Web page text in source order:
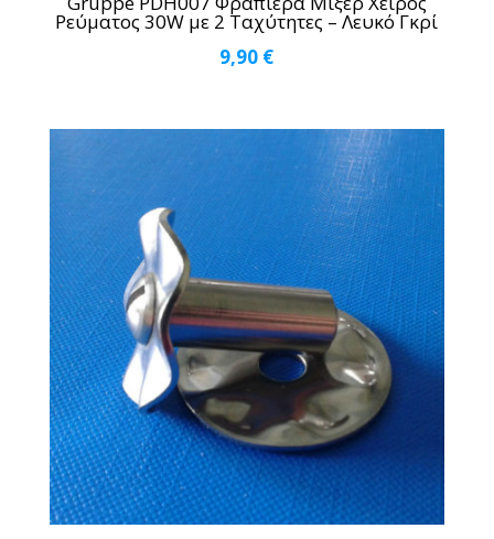
Ρεύματος 30W με 2 Ταχύτητες – Λευκό Γκρί
9,90 €